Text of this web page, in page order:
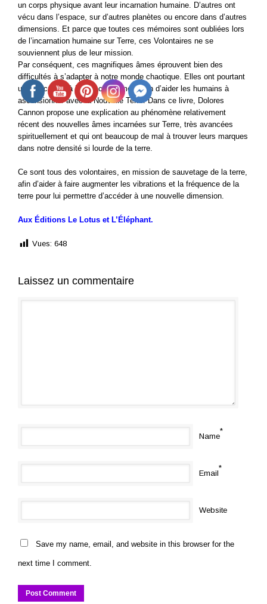
un corps physique avant leur incarnation humaine. D’autres ont
vécu dans l’espace, sur d’autres planètes ou encore dans d’autres
dimensions. Et parce que toutes ces mémoires sont oubliées lors
de l’incarnation humaine sur Terre, ces Volontaires ne se
souviennent plus de leur mission.
Par conséquent, ces magnifiques âmes éprouvent bien des
difficultés à s’adapter à notre monde chaotique. Elles ont pourtant
un rôle crucial à jouer actuellement afin d’aider les humains à
ascensionner avec la Nouvelle Terre. Dans ce livre, Dolores
Cannon propose une explication au phénomène relativement
récent des nouvelles âmes incarnées sur Terre, très avancées
spirituellement et qui ont beaucoup de mal à trouver leurs marques
dans notre densité si lourde de la terre.
Ce sont tous des volontaires, en mission de sauvetage de la terre,
afin d’aider à faire augmenter les vibrations et la fréquence de la
terre pour lui permettre d’accéder à une nouvelle dimension.
Aux Éditions Le Lotus et L’Éléphant.
Vues: 648
Laissez un commentaire
Name
*
Email
*
Website
Save my name, email, and website in this browser for the
next time I comment.